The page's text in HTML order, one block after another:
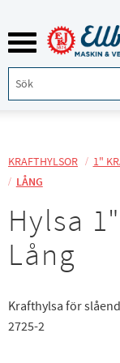
Meny
KRAFTHYLSOR 1"
LÅNG
Hylsa
Lång
Krafthylsa för
2725-2